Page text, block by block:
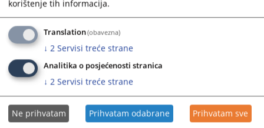
question
mark
key
to
get
the
keyboard
shortcuts
for
changing
question
mark
key
to
the
keyboard
shortcuts
for
changing
korištenje tih informacija.
Translation(obavezna)
↓ 2 Servisi treće strane
Analitika o posjećenosti stranica
↓ 2 Servisi treće strane
Ne prihvatam Prihvatam odabrane Prihvatam sve